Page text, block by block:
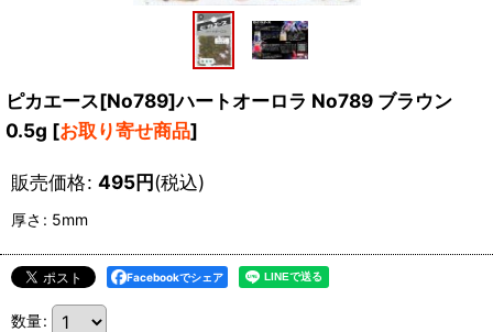
ピカエース[No789]ハートオーロラ No789 ブラウン
0.5g [お取り寄せ商品]
販売価格: 495円(税込)
厚さ : 5mm
Facebookでシェア
数量: